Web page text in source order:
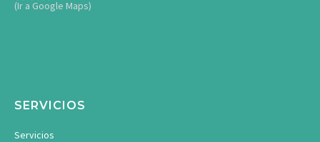
(Ir a Google Maps)
SERVICIOS
Servicios